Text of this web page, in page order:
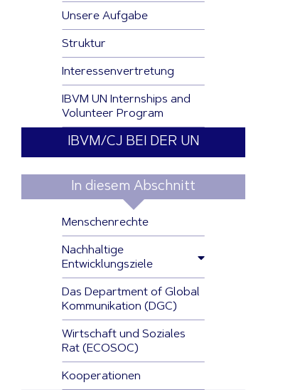
Unsere Aufgabe
Struktur
Interessenvertretung
IBVM UN Internships and
Volunteer Program
IBVM/CJ BEI DER UN
In diesem Abschnitt
Menschenrechte
Nachhaltige
Entwicklungsziele
Das Department of Global
Kommunikation (DGC)
Wirtschaft und Soziales
Rat (ECOSOC)
Kooperationen